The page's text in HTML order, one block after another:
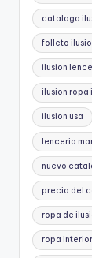
catalogo
folleto
ilusion
ilusion ropa
ilusion usa
lenceria
nuevo
precio del
ropa de
ropa